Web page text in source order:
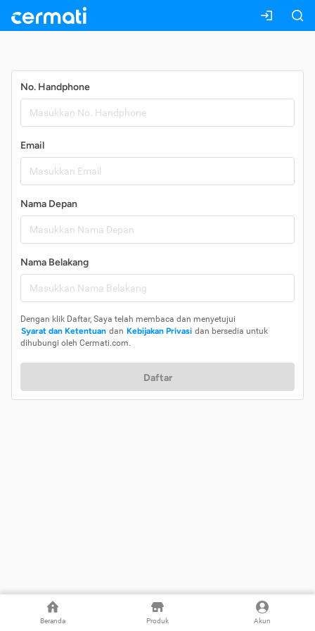
Beranda Produk Akun
No. Handphone
Email
Nama Depan
Nama Belakang
Dengan klik Daftar, Saya telah membaca dan menyetujui
Syarat dan Ketentuan dan Kebijakan Privasi dan bersedia untuk
dihubungi oleh Cermati.com.
Daftar